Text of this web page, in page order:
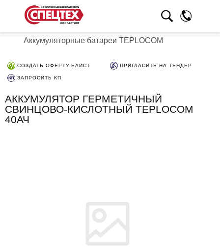
Аккумуляторные батареи TEPLOCOM
СОЗДАТЬ ОФЕРТУ ЕАИСТ ПРИГЛАСИТЬ НА ТЕНДЕР
ЗАПРОСИТЬ КП
АККУМУЛЯТОР ГЕРМЕТИЧНЫЙ
СВИНЦОВО-КИСЛОТНЫЙ TEPLOCOM
40АЧ